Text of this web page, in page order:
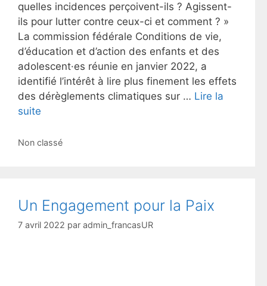
quelles incidences perçoivent-ils ? Agissent-
ils pour lutter contre ceux-ci et comment ? »
La commission fédérale Conditions de vie,
d’éducation et d’action des enfants et des
adolescent·es réunie en janvier 2022, a
identifié l’intérêt à lire plus finement les effets
des dérèglements climatiques sur … Lire la
suite
Catégories
Non classé
Un Engagement pour la Paix
7 avril 2022 par admin_francasUR